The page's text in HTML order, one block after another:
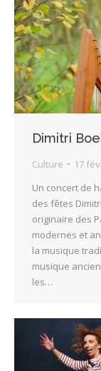
Dimitri
Culture
17
Un concert de
des fêtes
originaire des
modernes et
la musique
musique
les…